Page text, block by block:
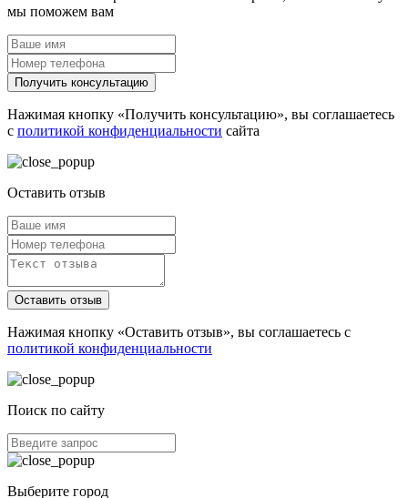
мы поможем вам
Получить консультацию
Нажимая кнопку «Получить консультацию», вы соглашаетесь
с политикой конфиденциальности сайта
Оставить отзыв
Оставить отзыв
Нажимая кнопку «Оставить отзыв», вы соглашаетесь с
политикой конфиденциальности
Поиск по сайту
Выберите город